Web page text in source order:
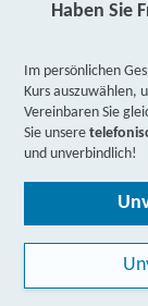
Haben Sie
Im persönlichen
Kurs auszuwählen,
Vereinbaren Sie
Sie unsere
und unverbindlich!